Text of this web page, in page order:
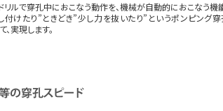
リルで穿孔中におこなう動作を、機械が自動的におこなう機
付けたり”ときどき”少し力を抜いたり”というポンピング
実現します。